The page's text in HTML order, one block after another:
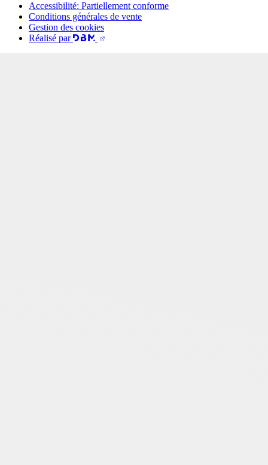
Accessibilité: Partiellement conforme
Conditions générales de vente
Gestion des cookies
Réalisé par